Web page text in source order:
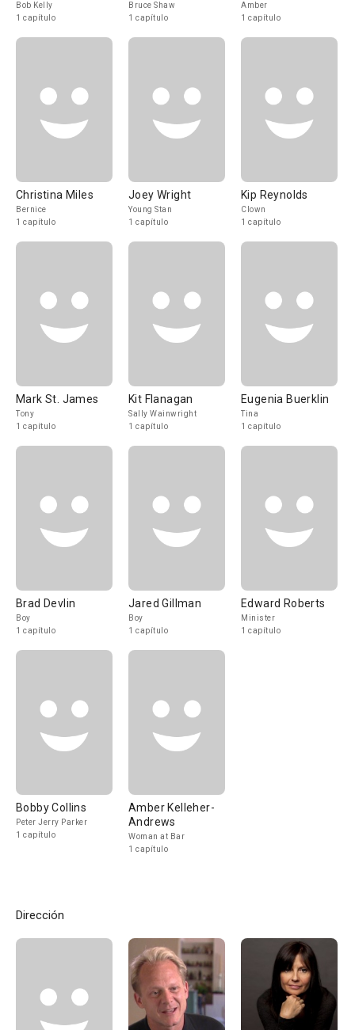
Bob Kelly
1 capítulo
Bruce Shaw
1 capítulo
Amber
1 capítulo
Christina Miles
Bernice
1 capítulo
Joey Wright
Young Stan
1 capítulo
Kip Reynolds
Clown
1 capítulo
Mark St. James
Tony
1 capítulo
Kit Flanagan
Sally Wainwright
1 capítulo
Eugenia Buerklin
Tina
1 capítulo
Brad Devlin
Boy
1 capítulo
Jared Gillman
Boy
1 capítulo
Edward Roberts
Minister
1 capítulo
Bobby Collins
Peter Jerry Parker
1 capítulo
Amber Kelleher-
Andrews
Woman at Bar
1 capítulo
Dirección